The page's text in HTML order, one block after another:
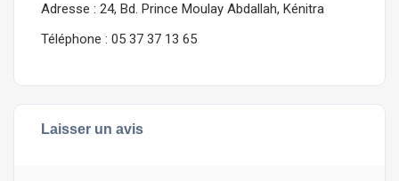
Adresse : 24, Bd. Prince Moulay Abdallah, Kénitra
Téléphone : 05 37 37 13 65
Laisser un avis